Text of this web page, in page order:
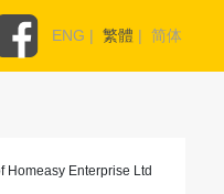
ENG | 繁體 | 简体